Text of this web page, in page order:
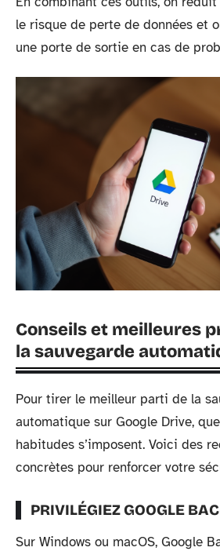
le risque de perte de données et
une porte de sortie en cas de
Conseils et meilleures
la sauvegarde
Pour tirer le meilleur parti de la
automatique sur Google Drive,
habitudes s’imposent. Voici des
concrètes pour renforcer votre
PRIVILÉGIEZ GOOGLE
Sur Windows ou macOS, Google